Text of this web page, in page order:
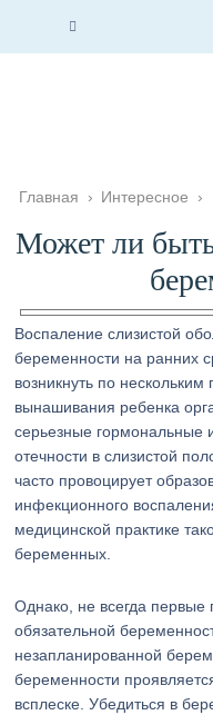
Главная › Интересное ›
Может ли
Воспаление слизистой
беременности на ранних
возникнуть по
вынашивания ребенка
серьезные гормональные
отечности в слизистой
часто провоцирует
инфекционного
медицинской практике
беременных.
Однако, не всегда первые
обязательной
незапланированной
беременности
всплеске. Убедиться в